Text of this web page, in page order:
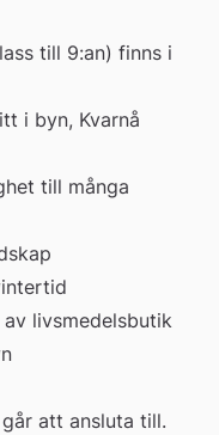
till 9:an) finns i
i byn, Kvarnå
till många
livsmedelsbutik
att ansluta till.